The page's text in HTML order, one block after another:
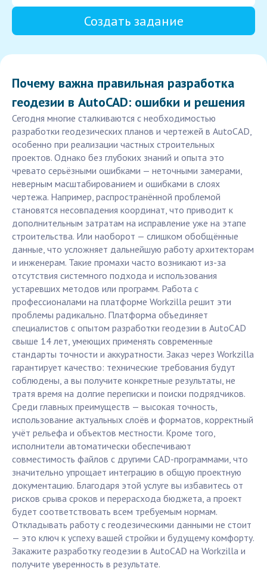
Создать задание
Почему важна правильная разработка
геодезии в AutoCAD: ошибки и решения
Сегодня многие сталкиваются с необходимостью
разработки геодезических планов и чертежей в AutoCAD,
особенно при реализации частных строительных
проектов. Однако без глубоких знаний и опыта это
чревато серьёзными ошибками — неточными замерами,
неверным масштабированием и ошибками в слоях
чертежа. Например, распространённой проблемой
становятся несовпадения координат, что приводит к
дополнительным затратам на исправление уже на этапе
строительства. Или наоборот — слишком обобщённые
данные, что усложняет дальнейшую работу архитекторам
и инженерам. Такие промахи часто возникают из-за
отсутствия системного подхода и использования
устаревших методов или программ. Работа с
профессионалами на платформе Workzilla решит эти
проблемы радикально. Платформа объединяет
специалистов с опытом разработки геодезии в AutoCAD
свыше 14 лет, умеющих применять современные
стандарты точности и аккуратности. Заказ через Workzilla
гарантирует качество: технические требования будут
соблюдены, а вы получите конкретные результаты, не
тратя время на долгие переписки и поиски подрядчиков.
Среди главных преимуществ — высокая точность,
использование актуальных слоёв и форматов, корректный
учёт рельефа и объектов местности. Кроме того,
исполнители автоматически обеспечивают
совместимость файлов с другими CAD-программами, что
значительно упрощает интеграцию в общую проектную
документацию. Благодаря этой услуге вы избавитесь от
рисков срыва сроков и перерасхода бюджета, а проект
будет соответствовать всем требуемым нормам.
Откладывать работу с геодезическими данными не стоит
— это ключ к успеху вашей стройки и будущему комфорту.
Закажите разработку геодезии в AutoCAD на Workzilla и
получите уверенность в результате.